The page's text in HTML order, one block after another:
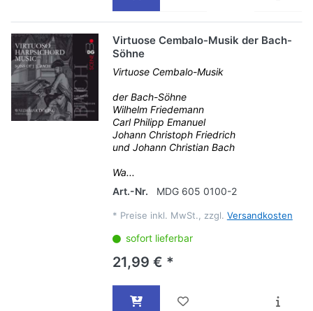
Virtuose Cembalo-Musik der Bach-
Söhne
Virtuose Cembalo-Musik
der Bach-Söhne
Wilhelm Friedemann
Carl Philipp Emanuel
Johann Christoph Friedrich
und Johann Christian Bach
Wa...
Art.-Nr.
MDG 605 0100-2
* Preise inkl. MwSt., zzgl. Versandkosten
sofort lieferbar
21,99 € *